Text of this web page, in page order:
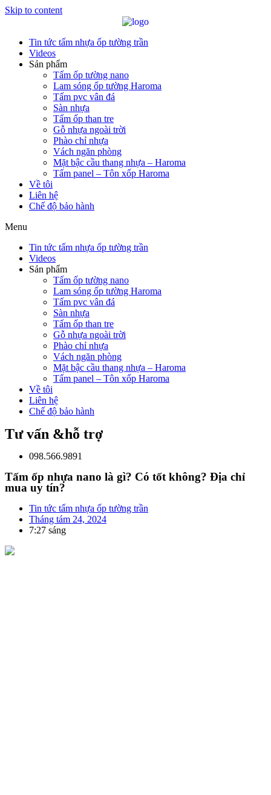
Skip to content
Tin tức tấm nhựa ốp tường trần
Videos
Sản phẩm
Tấm ốp tường nano
Lam sóng ốp tường Haroma
Tấm pvc vân đá
Sàn nhựa
Tấm ốp than tre
Gỗ nhựa ngoài trời
Phào chỉ nhựa
Vách ngăn phòng
Mặt bậc cầu thang nhựa – Haroma
Tấm panel – Tôn xốp Haroma
Về tôi
Liên hệ
Chế độ bảo hành
Menu
Tin tức tấm nhựa ốp tường trần
Videos
Sản phẩm
Tấm ốp tường nano
Lam sóng ốp tường Haroma
Tấm pvc vân đá
Sàn nhựa
Tấm ốp than tre
Gỗ nhựa ngoài trời
Phào chỉ nhựa
Vách ngăn phòng
Mặt bậc cầu thang nhựa – Haroma
Tấm panel – Tôn xốp Haroma
Về tôi
Liên hệ
Chế độ bảo hành
Tư vấn &hỗ trợ
098.566.9891
Tấm ốp nhựa nano là gì? Có tốt không? Địa chỉ
mua uy tín?
Tin tức tấm nhựa ốp tường trần
Tháng tám 24, 2024
7:27 sáng